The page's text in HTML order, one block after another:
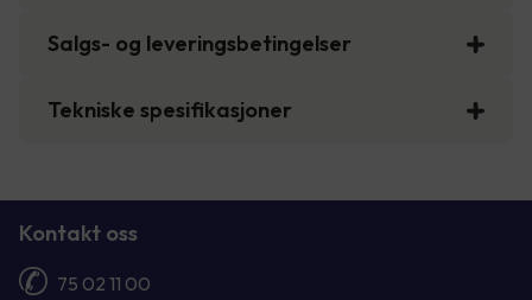
Salgs- og leveringsbetingelser
Tekniske spesifikasjoner
Kontakt oss
75 02 11 00